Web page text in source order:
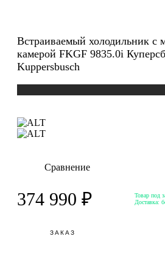
Встраиваемый холодильник с
камерой FKGF 9835.0i
Kuppersbusch
Сравнение
374 990 ₽
Товар под
Доставка:
ЗАКАЗ